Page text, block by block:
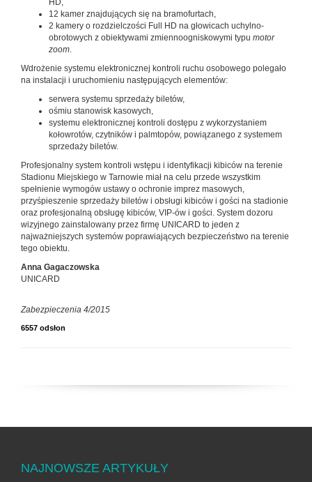
HD,
12 kamer znajdujących się na bramofurtach,
2 kamery o rozdzielczości Full HD na głowicach uchylno-
obrotowych z obiektywami zmiennoogniskowymi typu motor
zoom.
Wdrożenie systemu elektronicznej kontroli ruchu osobowego polegało
na instalacji i uruchomieniu następujących elementów:
serwera systemu sprzedaży biletów,
ośmiu stanowisk kasowych,
systemu elektronicznej kontroli dostępu z wykorzystaniem
kołowrotów, czytników i palmtopów, powiązanego z systemem
sprzedaży biletów.
Profesjonalny system kontroli wstępu i identyfikacji kibiców na terenie
Stadionu Miejskiego w Tarnowie miał na celu przede wszystkim
spełnienie wymogów ustawy o ochronie imprez masowych,
przyśpieszenie sprzedaży biletów i obsługi kibiców i gości na stadionie
oraz profesjonalną obsługę kibiców, VIP-ów i gości. System dozoru
wizyjnego zainstalowany przez firmę UNICARD to jeden z
najważniejszych systemów poprawiających bezpieczeństwo na terenie
tego obiektu.
Anna Gagaczowska
UNICARD
Zabezpieczenia 4/2015
6557 odsłon
NAJNOWSZE ARTYKUŁY